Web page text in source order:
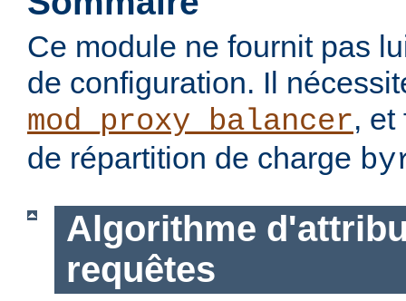
Ce module ne fournit pas
de configuration. Il
mod_proxy_balancer, et
de répartition de charge
Algorithme
requêtes